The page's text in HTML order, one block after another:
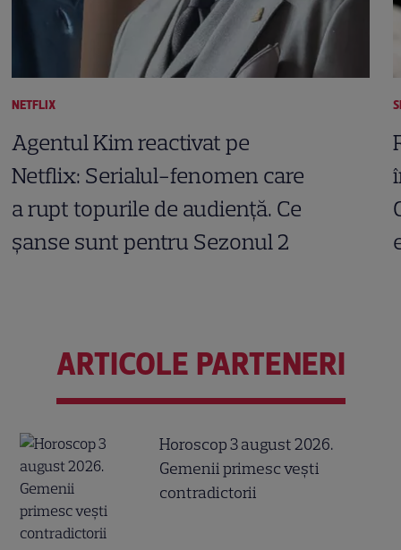
NETFLIX
Agentul Kim reactivat pe
Netflix: Serialul-fenomen care
a rupt topurile de audiență. Ce
șanse sunt pentru Sezonul 2
ARTICOLE PARTENERI
Horoscop 3 august 2026.
Gemenii primesc vești
contradictorii